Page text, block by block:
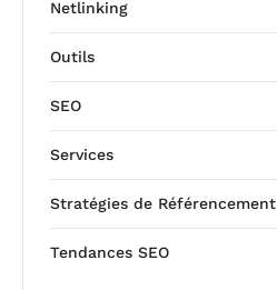
Netlinking
Outils
SEO
Services
Stratégies de Référencement
Tendances SEO